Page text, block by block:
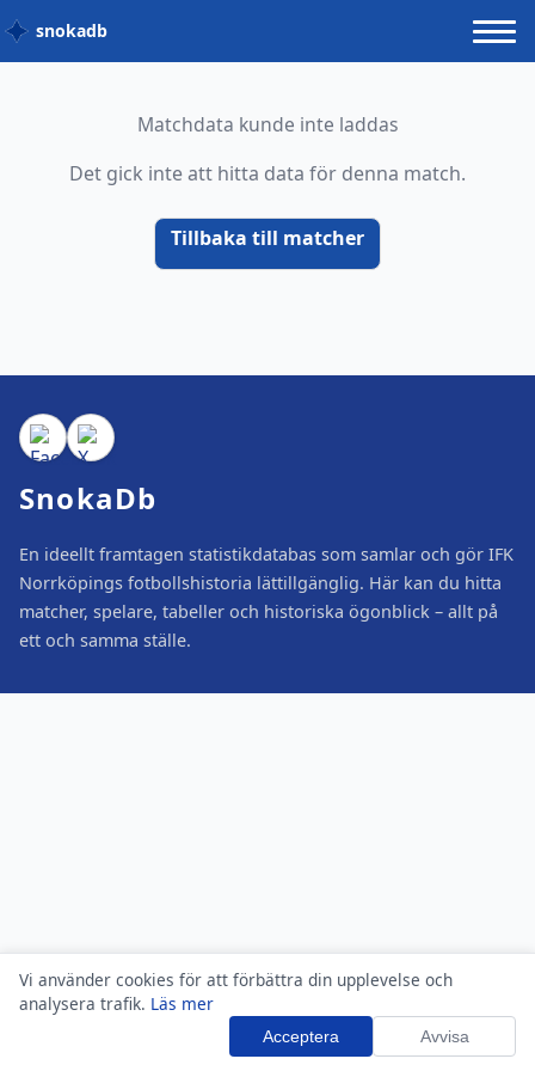
Vi använder cookies för att förbättra din upplevelse och
analysera trafik. Läs mer
Acceptera Avvisa
snokadb
Matchdata kunde inte laddas
Det gick inte att hitta data för denna match.
Tillbaka till matcher
SnokaDb
En ideellt framtagen statistikdatabas som samlar och gör IFK
Norrköpings fotbollshistoria lättillgänglig. Här kan du hitta
matcher, spelare, tabeller och historiska ögonblick – allt på
ett och samma ställe.